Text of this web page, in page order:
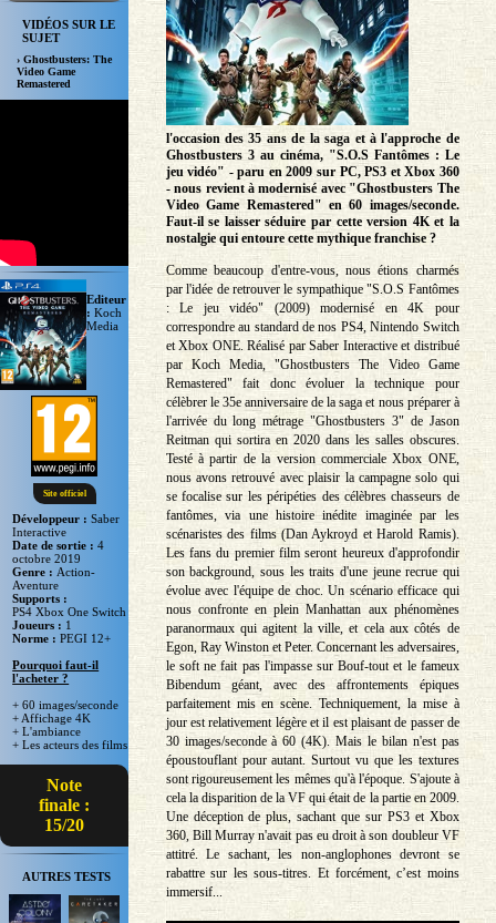
VIDÉOS SUR LE
SUJET
› Ghostbusters: The
Video Game
Remastered
Site officiel
Editeur
:Koch
Media
Développeur :Saber
Interactive
Date de sortie :4
octobre 2019
Genre : Action-
Aventure
Supports :
PS4 Xbox One Switch
Joueurs : 1
Norme :PEGI 12+
Pourquoi faut-il
l'acheter ?
+ 60 images/seconde
+ Affichage 4K
+ L'ambiance
+ Les acteurs des films
Note
finale :
15/20
AUTRES TESTS
l'occasion des 35 ans de la saga et à l'approche de
Ghostbusters 3 au cinéma, "S.O.S Fantômes : Le
jeu vidéo" - paru en 2009 sur PC, PS3 et Xbox 360
- nous revient à modernisé avec "Ghostbusters The
Video Game Remastered" en 60 images/seconde.
Faut-il se laisser séduire par cette version 4K et la
nostalgie qui entoure cette mythique franchise ?
Comme beaucoup d'entre-vous, nous étions charmés
par l'idée de retrouver le sympathique "S.O.S Fantômes
: Le jeu vidéo" (2009) modernisé en 4K pour
correspondre au standard de nos PS4, Nintendo Switch
et Xbox ONE. Réalisé par Saber Interactive et distribué
par Koch Media, "Ghostbusters The Video Game
Remastered" fait donc évoluer la technique pour
célèbrer le 35e anniversaire de la saga et nous préparer à
l'arrivée du long métrage "Ghostbusters 3" de Jason
Reitman qui sortira en 2020 dans les salles obscures.
Testé à partir de la version commerciale Xbox ONE,
nous avons retrouvé avec plaisir la campagne solo qui
se focalise sur les péripéties des célèbres chasseurs de
fantômes, via une histoire inédite imaginée par les
scénaristes des films (Dan Aykroyd et Harold Ramis).
Les fans du premier film seront heureux d'approfondir
son background, sous les traits d'une jeune recrue qui
évolue avec l'équipe de choc. Un scénario efficace qui
nous confronte en plein Manhattan aux phénomènes
paranormaux qui agitent la ville, et cela aux côtés de
Egon, Ray Winston et Peter. Concernant les adversaires,
le soft ne fait pas l'impasse sur Bouf-tout et le fameux
Bibendum géant, avec des affrontements épiques
parfaitement mis en scène. Techniquement, la mise à
jour est relativement légère et il est plaisant de passer de
30 images/seconde à 60 (4K). Mais le bilan n'est pas
époustouflant pour autant. Surtout vu que les textures
sont rigoureusement les mêmes qu'à l'époque. S'ajoute à
cela la disparition de la VF qui était de la partie en 2009.
Une déception de plus, sachant que sur PS3 et Xbox
360, Bill Murray n'avait pas eu droit à son doubleur VF
attitré. Le sachant, les non-anglophones devront se
rabattre sur les sous-titres. Et forcément, c’est moins
immersif...